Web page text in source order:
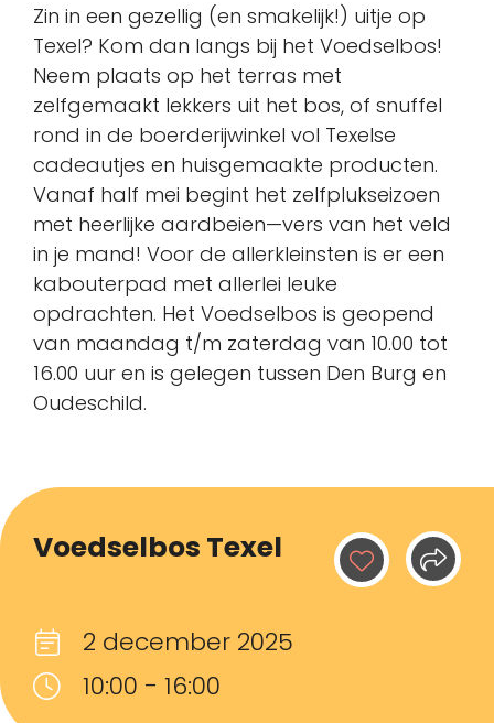
Voedselbos Texel
2 december 2025
10:00 - 16:00
Zin in een gezellig (en smakelijk!) uitje op
Texel? Kom dan langs bij het Voedselbos!
Neem plaats op het terras met
zelfgemaakt lekkers uit het bos, of snuffel
rond in de boerderijwinkel vol Texelse
cadeautjes en huisgemaakte producten.
Vanaf half mei begint het zelfplukseizoen
met heerlijke aardbeien—vers van het veld
in je mand! Voor de allerkleinsten is er een
kabouterpad met allerlei leuke
opdrachten. Het Voedselbos is geopend
van maandag t/m zaterdag van 10.00 tot
16.00 uur en is gelegen tussen Den Burg en
Oudeschild.